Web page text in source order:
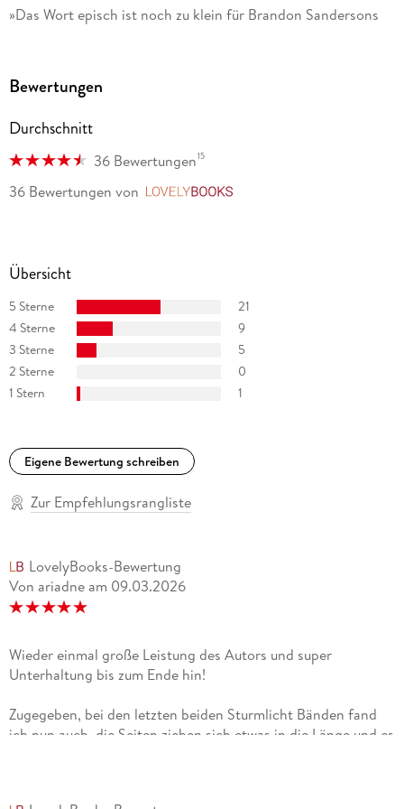
»Das Wort episch ist noch zu klein für Brandon Sandersons
Bewertungen
Durchschnitt
36 Bewertungen15
36 Bewertungen von
Übersicht
5 Sterne
21
4 Sterne
9
3 Sterne
5
2 Sterne
0
1 Stern
1
Eigene Bewertung schreiben
Zur Empfehlungsrangliste
LovelyBooks-Bewertung
Von ariadne am 09.03.2026
Wieder einmal große Leistung des Autors und super
Unterhaltung bis zum Ende hin!
Zugegeben, bei den letzten beiden Sturmlicht Bänden fand
ich nun auch, die Seiten ziehen sich etwas in die Länge und es